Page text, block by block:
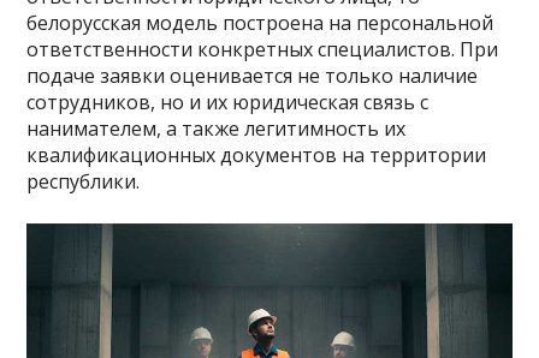
белорусская модель построена на персональной
ответственности конкретных специалистов. При
подаче заявки оценивается не только наличие
сотрудников, но и их юридическая связь с
нанимателем, а также легитимность их
квалификационных документов на территории
республики.